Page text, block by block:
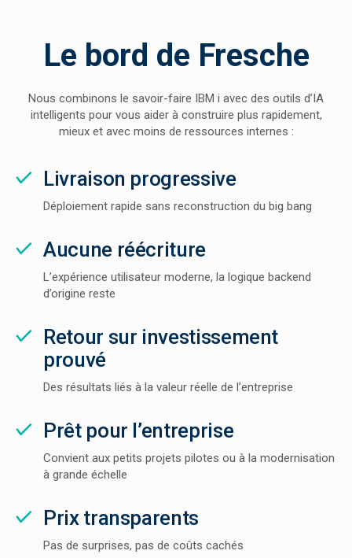
Le bord de Fresche
Nous combinons le savoir-faire IBM i avec des outils d’IA
intelligents pour vous aider à construire plus rapidement,
mieux et avec moins de ressources internes :
Livraison progressive
Déploiement rapide sans reconstruction du big bang
Aucune réécriture
L’expérience utilisateur moderne, la logique backend
d’origine reste
Retour sur investissement
prouvé
Des résultats liés à la valeur réelle de l’entreprise
Prêt pour l’entreprise
Convient aux petits projets pilotes ou à la modernisation
à grande échelle
Prix transparents
Pas de surprises, pas de coûts cachés